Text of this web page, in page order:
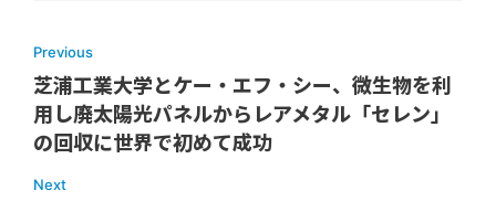
Previous
芝浦工業大学とケー・エフ・シー、微生物を利
用し廃太陽光パネルからレアメタル「セレン」
の回収に世界で初めて成功
Next